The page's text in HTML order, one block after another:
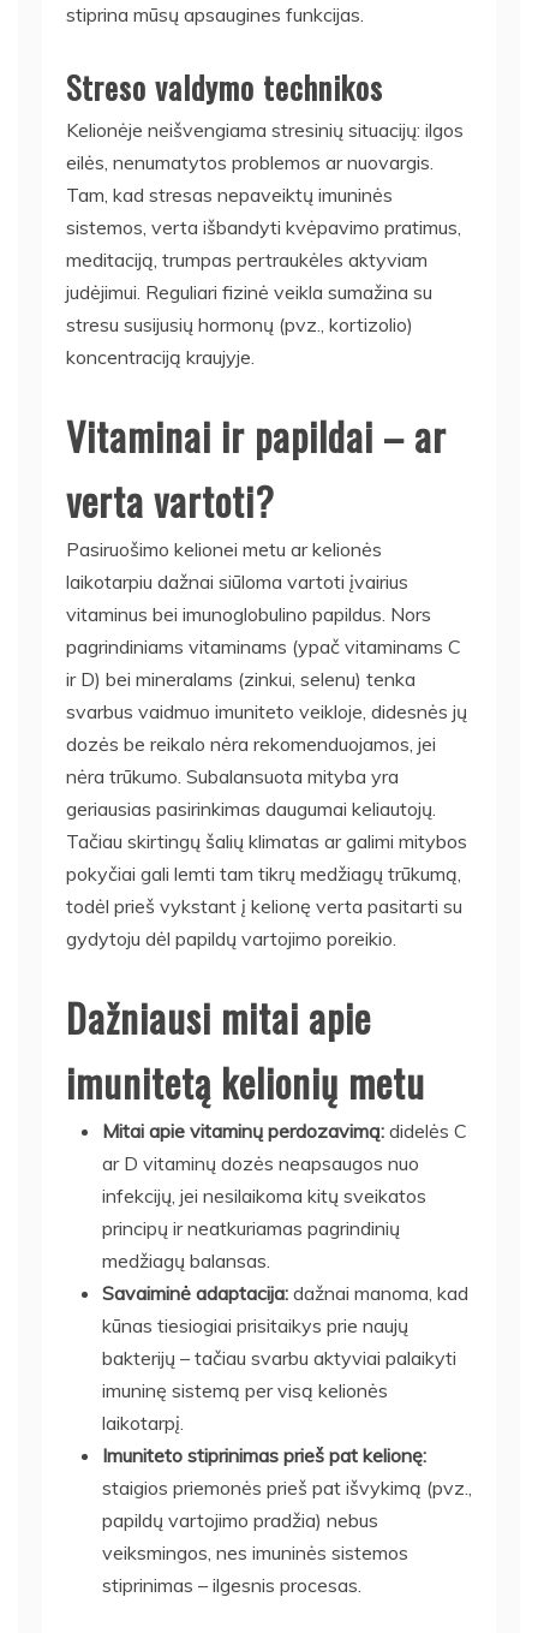
stiprina mūsų apsaugines funkcijas.
Streso valdymo technikos
Kelionėje neišvengiama stresinių situacijų: ilgos
eilės, nenumatytos problemos ar nuovargis.
Tam, kad stresas nepaveiktų imuninės
sistemos, verta išbandyti kvėpavimo pratimus,
meditaciją, trumpas pertraukėles aktyviam
judėjimui. Reguliari fizinė veikla sumažina su
stresu susijusių hormonų (pvz., kortizolio)
koncentraciją kraujyje.
Vitaminai ir papildai – ar
verta vartoti?
Pasiruošimo kelionei metu ar kelionės
laikotarpiu dažnai siūloma vartoti įvairius
vitaminus bei imunoglobulino papildus. Nors
pagrindiniams vitaminams (ypač vitaminams C
ir D) bei mineralams (zinkui, selenu) tenka
svarbus vaidmuo imuniteto veikloje, didesnės jų
dozės be reikalo nėra rekomenduojamos, jei
nėra trūkumo. Subalansuota mityba yra
geriausias pasirinkimas daugumai keliautojų.
Tačiau skirtingų šalių klimatas ar galimi mitybos
pokyčiai gali lemti tam tikrų medžiagų trūkumą,
todėl prieš vykstant į kelionę verta pasitarti su
gydytoju dėl papildų vartojimo poreikio.
Dažniausi mitai apie
imunitetą kelionių metu
Mitai apie vitaminų perdozavimą: didelės C
ar D vitaminų dozės neapsaugos nuo
infekcijų, jei nesilaikoma kitų sveikatos
principų ir neatkuriamas pagrindinių
medžiagų balansas.
Savaiminė adaptacija: dažnai manoma, kad
kūnas tiesiogiai prisitaikys prie naujų
bakterijų – tačiau svarbu aktyviai palaikyti
imuninę sistemą per visą kelionės
laikotarpį.
Imuniteto stiprinimas prieš pat kelionę:
staigios priemonės prieš pat išvykimą (pvz.,
papildų vartojimo pradžia) nebus
veiksmingos, nes imuninės sistemos
stiprinimas – ilgesnis procesas.